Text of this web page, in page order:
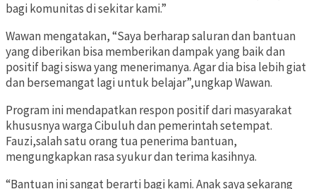
bagi komunitas di sekitar kami.”
Wawan mengatakan, “Saya berharap saluran dan bantuan
yang diberikan bisa memberikan dampak yang baik dan
positif bagi siswa yang menerimanya. Agar dia bisa lebih giat
dan bersemangat lagi untuk belajar”,ungkap Wawan.
Program ini mendapatkan respon positif dari masyarakat
khususnya warga Cibuluh dan pemerintah setempat.
Fauzi,salah satu orang tua penerima bantuan,
mengungkapkan rasa syukur dan terima kasihnya.
“Bantuan ini sangat berarti bagi kami. Anak saya sekarang